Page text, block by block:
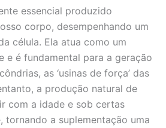
essencial produzido
corpo, desempenhando um
célula. Ela atua como um
e é fundamental para a geração
as ‘usinas de força’ das
a produção natural de
com a idade e sob certas
tornando a suplementação uma